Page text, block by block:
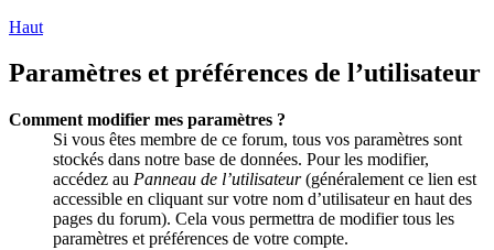
Haut
Paramètres et préférences de l’utilisateur
Comment modifier mes paramètres ?
Si vous êtes membre de ce forum, tous vos paramètres sont
stockés dans notre base de données. Pour les modifier,
accédez au Panneau de l’utilisateur(généralement ce lien est
accessible en cliquant sur votre nom d’utilisateur en haut des
pages du forum). Cela vous permettra de modifier tous les
paramètres et préférences de votre compte.